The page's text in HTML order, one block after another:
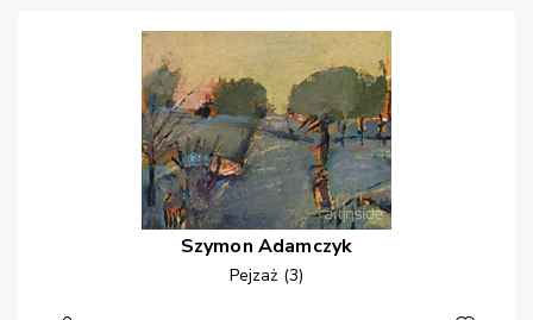
Szymon Adamczyk
Pejzaż (3)